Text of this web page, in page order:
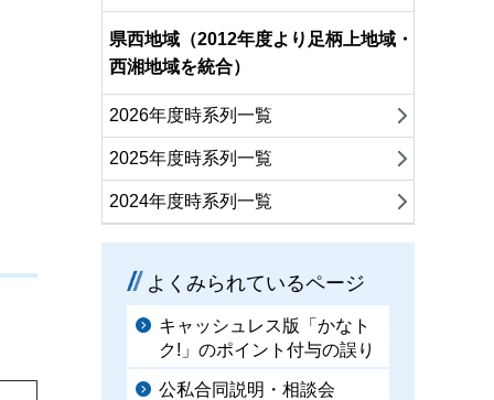
県西地域（2012年度より足柄上地域・
西湘地域を統合）
2026年度時系列一覧
2025年度時系列一覧
2024年度時系列一覧
よくみられているページ
キャッシュレス版「かなト
ク!」のポイント付与の誤り
公私合同説明・相談会